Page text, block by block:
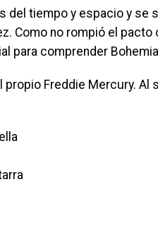
del tiempo y espacio y
Como no rompió el
para comprender
propio Freddie Mercury.